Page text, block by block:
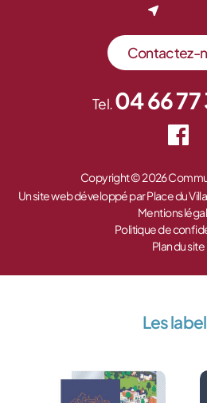
Contactez-
Tel.04 66
Copyright © 2026
Un site web développé par Place du
Mentions
Politique de
Plan du site
Les